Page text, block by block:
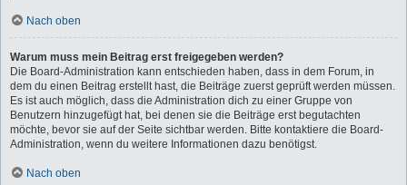
Nach oben
Warum muss mein Beitrag erst freigegeben werden?
Die Board-Administration kann entschieden haben, dass in dem Forum, in
dem du einen Beitrag erstellt hast, die Beiträge zuerst geprüft werden müssen.
Es ist auch möglich, dass die Administration dich zu einer Gruppe von
Benutzern hinzugefügt hat, bei denen sie die Beiträge erst begutachten
möchte, bevor sie auf der Seite sichtbar werden. Bitte kontaktiere die Board-
Administration, wenn du weitere Informationen dazu benötigst.
Nach oben